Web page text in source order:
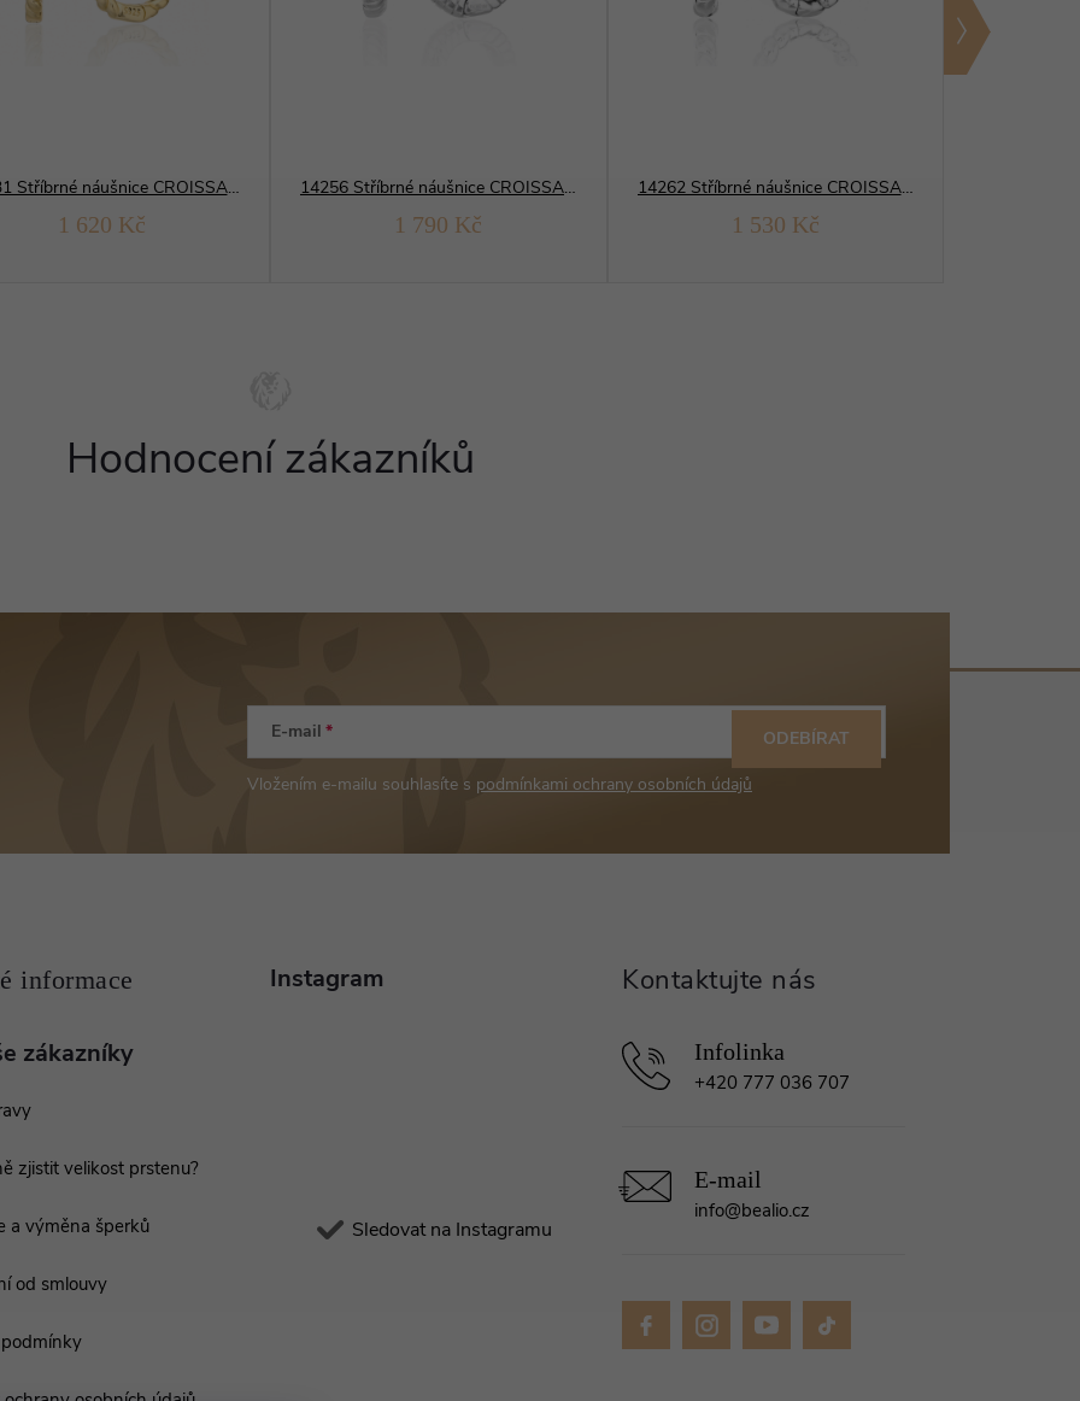
13731 Stříbrné náušnice CROISSANT zlacené
1 620 Kč
14256 Stříbrné náušnice CROISSANT
1 790 Kč
14262 Stříbrné náušnice CROISSANT
1 530 Kč
Hodnocení zákazníků
E-mail
Vložením e-mailu souhlasíte s podmínkami ochrany osobních údajů
ODEBÍRAT
zákazníky
zjistit velikost prstenu?
a výměna šperků
od smlouvy
Instagram
Sledovat na Instagramu
info@bealio.cz
+420 777 036 707